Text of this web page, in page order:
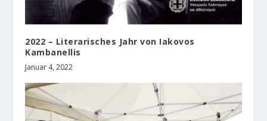
2022 – Literarisches Jahr von Iakovos
Kambanellis
Januar 4, 2022